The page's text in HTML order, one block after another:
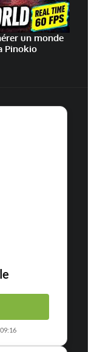
un monde
Pinokio